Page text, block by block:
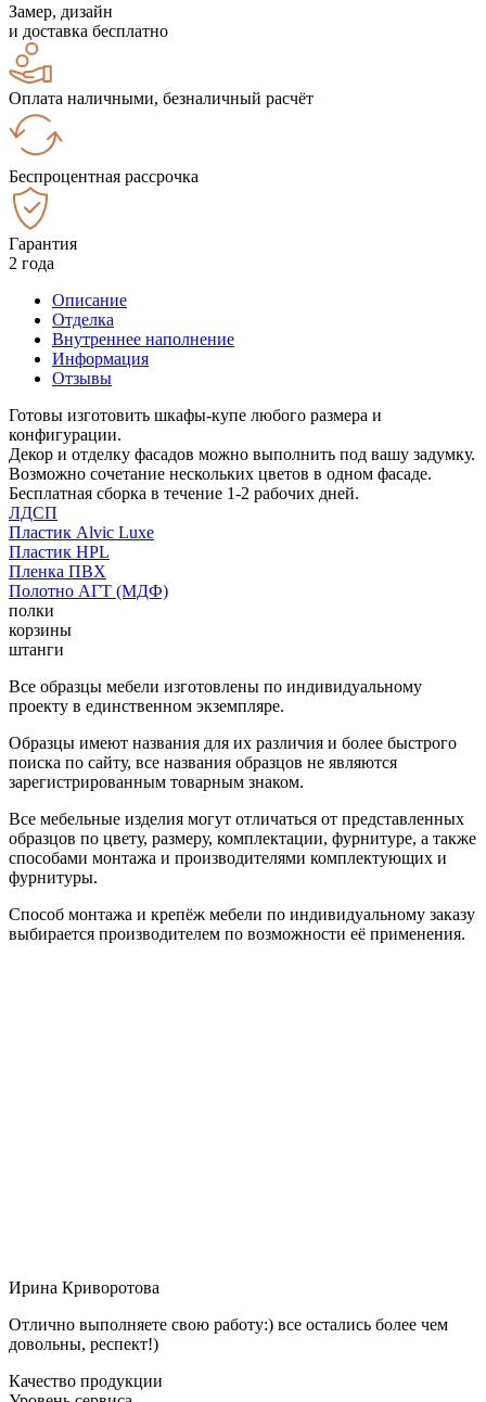
Замер, дизайн
и доставка бесплатно
Оплата наличными, безналичный расчёт
Беспроцентная рассрочка
Гарантия
2 года
Описание
Отделка
Внутреннее наполнение
Информация
Отзывы
Готовы изготовить шкафы-купе любого размера и
конфигурации.
Декор и отделку фасадов можно выполнить под вашу задумку.
Возможно сочетание нескольких цветов в одном фасаде.
Бесплатная сборка в течение 1-2 рабочих дней.
ЛДСП
Пластик Alvic Luxe
Пластик HPL
Пленка ПВХ
Полотно АГТ (МДФ)
полки
корзины
штанги
Все образцы мебели изготовлены по индивидуальному
проекту в единственном экземпляре.
Образцы имеют названия для их различия и более быстрого
поиска по сайту, все названия образцов не являются
зарегистрированным товарным знаком.
Все мебельные изделия могут отличаться от представленных
образцов по цвету, размеру, комплектации, фурнитуре, а также
способами монтажа и производителями комплектующих и
фурнитуры.
Способ монтажа и крепёж мебели по индивидуальному заказу
выбирается производителем по возможности её применения.
Ирина Криворотова
Отлично выполняете свою работу:) все остались более чем
довольны, респект!)
Качество продукции